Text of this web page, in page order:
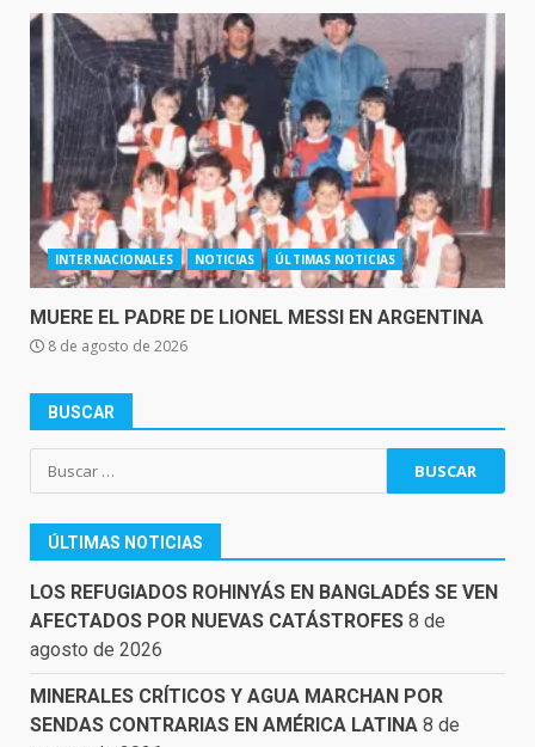
INTERNACIONALES NOTICIAS ÚLTIMAS NOTICIAS
MUERE EL PADRE DE LIONEL MESSI EN ARGENTINA
8 de agosto de 2026
BUSCAR
Buscar:
ÚLTIMAS NOTICIAS
LOS REFUGIADOS ROHINYÁS EN BANGLADÉS SE VEN
AFECTADOS POR NUEVAS CATÁSTROFES 8 de
agosto de 2026
MINERALES CRÍTICOS Y AGUA MARCHAN POR
SENDAS CONTRARIAS EN AMÉRICA LATINA 8 de